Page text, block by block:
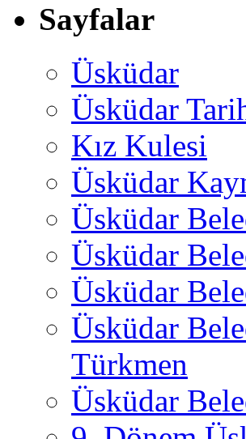
Sayfalar
Üsküdar
Üsküdar
Kız Kulesi
Üsküdar
Üsküdar
Üsküdar
Üsküdar
Üsküdar
Türkmen
Üsküdar